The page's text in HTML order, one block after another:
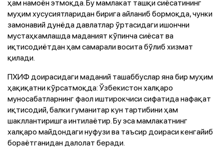
ҳам намоён этмоқда. Бу мамлакат ташқи сиёсатининг
муҳим хусусиятларидан бирига айланиб бормоқда, чунки
замонавий дунёда давлатлар ўртасидаги ишончни
мустаҳкамлашда маданият кўпинча сиёсат ва
иқтисодиётдан ҳам самарали восита бўлиб хизмат
қилади.
ПХИФ доирасидаги маданий ташаббуслар яна бир муҳим
ҳақиқатни кўрсатмоқда: Ўзбекистон халқаро
муносабатларнинг фаол иштирокчиси сифатида нафақат
иқтисодий, балки гуманитар кун тартибини ҳам
шакллантиришга интилаётир. Бу эса мамлакатнинг
халқаро майдондаги нуфузи ва таъсир доираси кенгайиб
бораётганидан далолат беради.